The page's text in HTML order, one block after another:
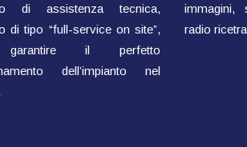
di assistenza tecnica,
di tipo “full-service on site”,
il perfetto
dell’impianto nel
radio